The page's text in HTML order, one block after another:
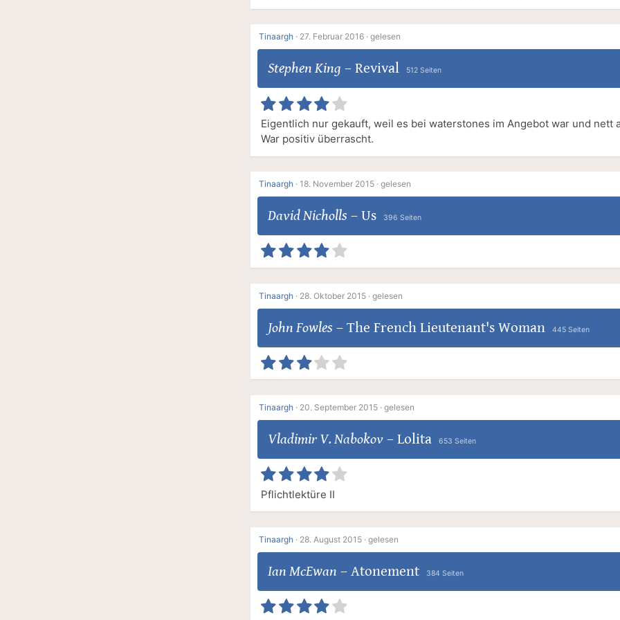
Tinaargh · 27. Februar 2016 · gelesen
Stephen King – Revival 512 Seiten
Eigentlich nur gekauft, weil es bei waterstones im Angebot war und nett
War positiv überrascht.
Tinaargh · 18. November 2015 · gelesen
David Nicholls – Us 396 Seiten
Tinaargh · 28. Oktober 2015 · gelesen
John Fowles – The French Lieutenant's Woman 445 Seiten
Tinaargh · 20. September 2015 · gelesen
Vladimir V. Nabokov– Lolita 653 Seiten
Pflichtlektüre II
Tinaargh · 28. August 2015 · gelesen
Ian McEwan – Atonement 384 Seiten